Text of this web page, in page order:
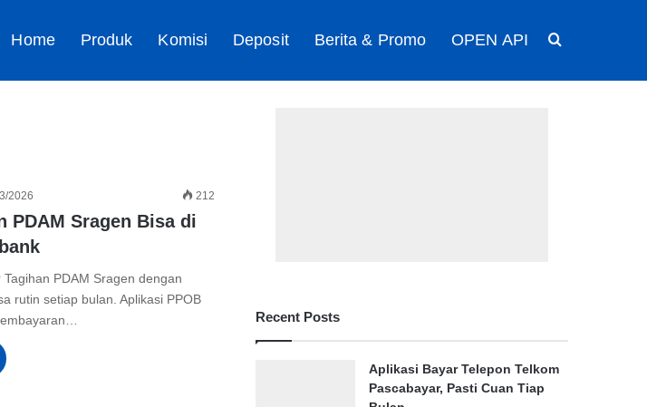
Home Produk Komisi Deposit Berita & Promo OPEN API
2026 212
PDAM Sragen Bisa di
PDAM Sragen dengan
rutin setiap bulan. Aplikasi PPOB
Recent Posts
Aplikasi Bayar Telepon Telkom
Pascabayar, Pasti Cuan Tiap